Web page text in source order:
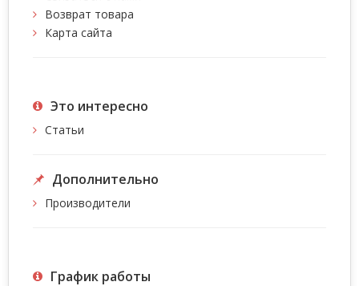
Возврат товара
Карта сайта
Это интересно
Статьи
Дополнительно
Производители
График работы